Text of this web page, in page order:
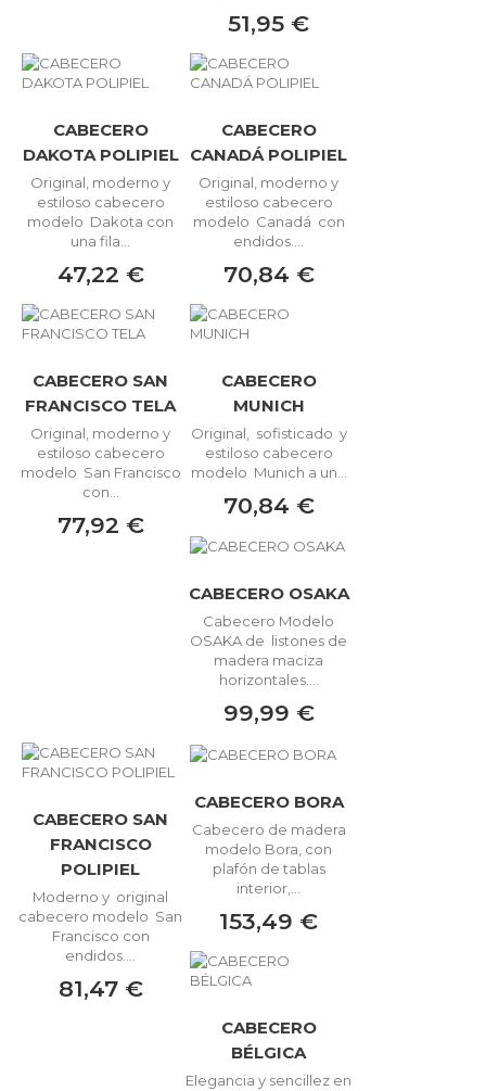
51,95 €
CABECERO
DAKOTA POLIPIEL
Original, moderno y
estiloso cabecero
modelo Dakota con
una fila...
47,22 €
CABECERO
CANADÁ POLIPIEL
Original, moderno y
estiloso cabecero
modelo Canadá con
endidos....
70,84 €
CABECERO SAN
FRANCISCO TELA
Original, moderno y
estiloso cabecero
modelo San Francisco
con...
77,92 €
CABECERO
MUNICH
Original, sofisticado y
estiloso cabecero
modelo Munich a un...
70,84 €
CABECERO OSAKA
Cabecero Modelo
OSAKA de listones de
madera maciza
horizontales....
99,99 €
CABECERO SAN
FRANCISCO
POLIPIEL
Moderno y original
cabecero modelo San
Francisco con
endidos....
81,47 €
CABECERO BORA
Cabecero de madera
modelo Bora, con
plafón de tablas
interior,...
153,49 €
CABECERO
BÉLGICA
Elegancia y sencillez en